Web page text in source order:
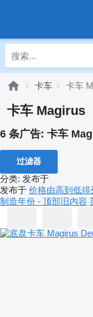
卡车 卡车
卡车 Magirus
6 条广告: 卡车
过滤器
分类: 发布于
发布于 价格由高到低排
制造年份 - 顶部旧内容